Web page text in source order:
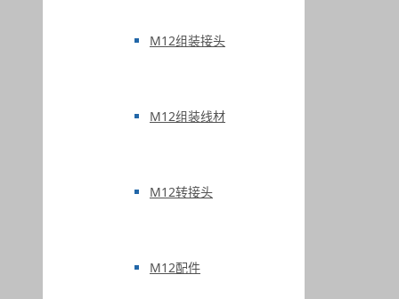
M12组装接头
M12组装线材
M12转接头
M12配件